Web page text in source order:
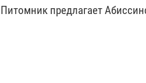
Питомник предлагает